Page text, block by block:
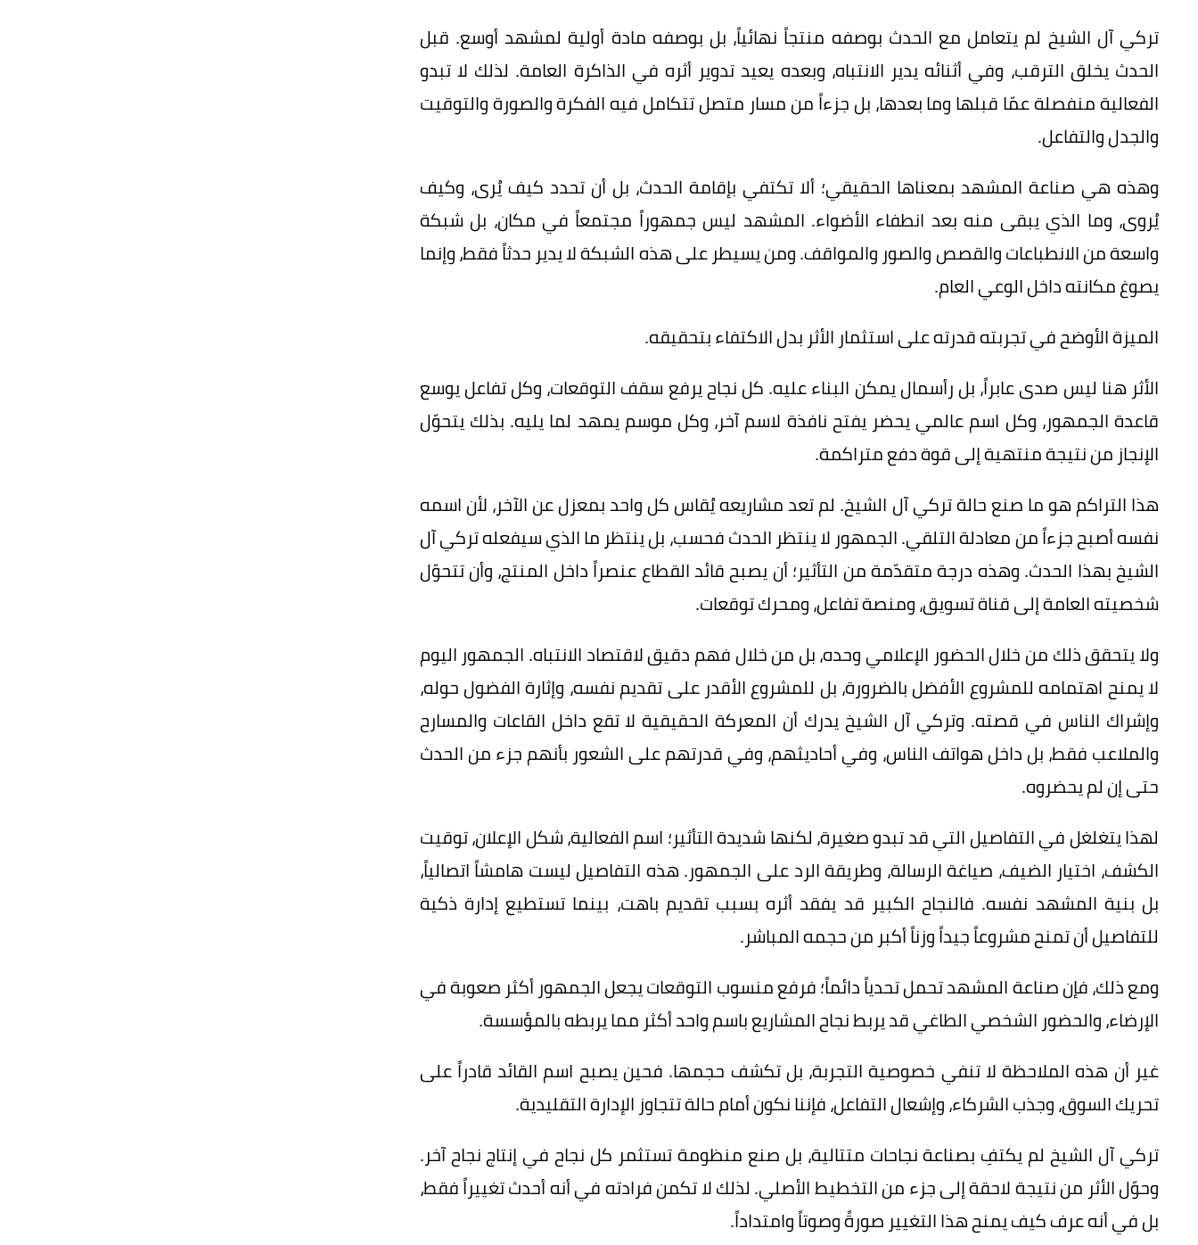
تركي آل الشيخ لم يتعامل مع الحدث بوصفه منتجاً نهائياً، بل بوصفه مادة أولية لمشهد أوسع. قبل
الحدث يخلق الترقب، وفي أثنائه يدير الانتباه، وبعده يعيد تدوير أثره في الذاكرة العامة. لذلك لا تبدو
الفعالية منفصلة عمّا قبلها وما بعدها، بل جزءاً من مسار متصل تتكامل فيه الفكرة والصورة والتوقيت
والجدل والتفاعل.
وهذه هي صناعة المشهد بمعناها الحقيقي؛ ألا تكتفي بإقامة الحدث، بل أن تحدد كيف يُرى، وكيف
يُروى، وما الذي يبقى منه بعد انطفاء الأضواء. المشهد ليس جمهوراً مجتمعاً في مكان، بل شبكة
واسعة من الانطباعات والقصص والصور والمواقف. ومن يسيطر على هذه الشبكة لا يدير حدثاً فقط، وإنما
يصوغ مكانته داخل الوعي العام.
الميزة الأوضح في تجربته قدرته على استثمار الأثر بدل الاكتفاء بتحقيقه.
الأثر هنا ليس صدى عابراً، بل رأسمال يمكن البناء عليه. كل نجاح يرفع سقف التوقعات، وكل تفاعل يوسع
قاعدة الجمهور، وكل اسم عالمي يحضر يفتح نافذة لاسم آخر، وكل موسم يمهد لما يليه. بذلك يتحوّل
الإنجاز من نتيجة منتهية إلى قوة دفع متراكمة.
هذا التراكم هو ما صنع حالة تركي آل الشيخ. لم تعد مشاريعه يُقاس كل واحد بمعزل عن الآخر، لأن اسمه
نفسه أصبح جزءاً من معادلة التلقي. الجمهور لا ينتظر الحدث فحسب، بل ينتظر ما الذي سيفعله تركي آل
الشيخ بهذا الحدث. وهذه درجة متقدّمة من التأثير؛ أن يصبح قائد القطاع عنصراً داخل المنتج، وأن تتحوّل
شخصيته العامة إلى قناة تسويق، ومنصة تفاعل، ومحرك توقعات.
ولا يتحقق ذلك من خلال الحضور الإعلامي وحده، بل من خلال فهم دقيق لاقتصاد الانتباه. الجمهور اليوم
لا يمنح اهتمامه للمشروع الأفضل بالضرورة، بل للمشروع الأقدر على تقديم نفسه، وإثارة الفضول حوله،
وإشراك الناس في قصته. وتركي آل الشيخ يدرك أن المعركة الحقيقية لا تقع داخل القاعات والمسارح
والملاعب فقط، بل داخل هواتف الناس، وفي أحاديثهم، وفي قدرتهم على الشعور بأنهم جزء من الحدث
حتى إن لم يحضروه.
لهذا يتغلغل في التفاصيل التي قد تبدو صغيرة، لكنها شديدة التأثير؛ اسم الفعالية، شكل الإعلان، توقيت
الكشف، اختيار الضيف، صياغة الرسالة، وطريقة الرد على الجمهور. هذه التفاصيل ليست هامشاً اتصالياً،
بل بنية المشهد نفسه. فالنجاح الكبير قد يفقد أثره بسبب تقديم باهت، بينما تستطيع إدارة ذكية
للتفاصيل أن تمنح مشروعاً جيداً وزناً أكبر من حجمه المباشر.
ومع ذلك، فإن صناعة المشهد تحمل تحدياً دائماً؛ فرفع منسوب التوقعات يجعل الجمهور أكثر صعوبة في
الإرضاء، والحضور الشخصي الطاغي قد يربط نجاح المشاريع باسم واحد أكثر مما يربطه بالمؤسسة.
غير أن هذه الملاحظة لا تنفي خصوصية التجربة، بل تكشف حجمها. فحين يصبح اسم القائد قادراً على
تحريك السوق، وجذب الشركاء، وإشعال التفاعل، فإننا نكون أمام حالة تتجاوز الإدارة التقليدية.
تركي آل الشيخ لم يكتفِ بصناعة نجاحات متتالية، بل صنع منظومة تستثمر كل نجاح في إنتاج نجاح آخر.
وحوّل الأثر من نتيجة لاحقة إلى جزء من التخطيط الأصلي. لذلك لا تكمن فرادته في أنه أحدث تغييراً فقط،
بل في أنه عرف كيف يمنح هذا التغيير صورةً وصوتاً وامتداداً.